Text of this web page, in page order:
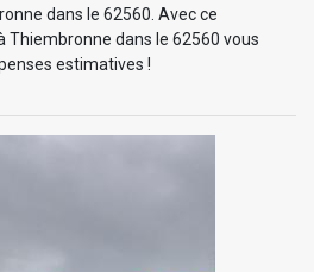
dans le 62560. Avec ce
dans le 62560 vous
estimatives !